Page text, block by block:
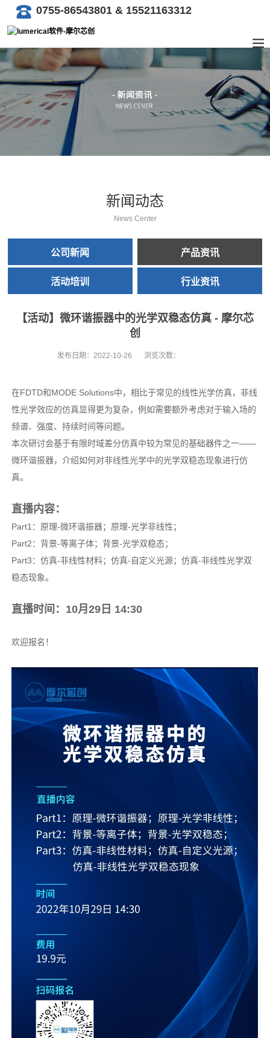
0755-86543801 & 15521163312
新闻动态
News Center
公司新闻 产品资讯
活动培训 行业资讯
【活动】微环谐振器中的光学双稳态仿真 - 摩尔芯
创
发布日期： 2022-10-26 浏览次数：
在FDTD和MODE Solutions中，相比于常见的线性光学仿真，非线
性光学效应的仿真显得更为复杂，例如需要额外考虑对于输入场的
频谱、强度、持续时间等问题。
本次研讨会基于有限时域差分仿真中较为常见的基础器件之一——
微环谐振器，介绍如何对非线性光学中的光学双稳态现象进行仿
真。
直播内容：
Part1：原理-微环谐振器；原理-光学非线性；
Part2：背景-等离子体；背景-光学双稳态；
Part3：仿真-非线性材料；仿真-自定义光源；仿真-非线性光学双
稳态现象。
直播时间：10月29日 14:30
欢迎报名！